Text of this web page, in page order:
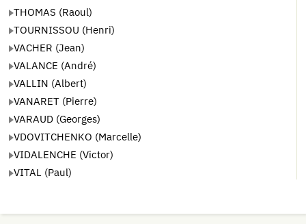
THOMAS (Raoul)
TOURNISSOU (Henri)
VACHER (Jean)
VALANCE (André)
VALLIN (Albert)
VANARET (Pierre)
VARAUD (Georges)
VDOVITCHENKO (Marcelle)
VIDALENCHE (Victor)
VITAL (Paul)